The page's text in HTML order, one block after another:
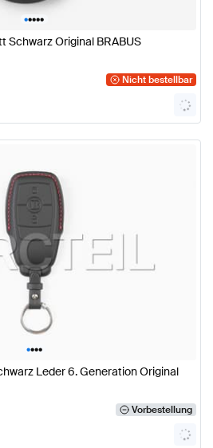
•••••
Schwarz Original BRABUS
Nicht bestellbar
••••
Leder 6. Generation Original
Vorbestellung